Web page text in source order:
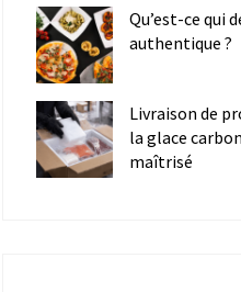
Qu’est-ce qui
authentique ?
Livraison de
la glace
maîtrisé